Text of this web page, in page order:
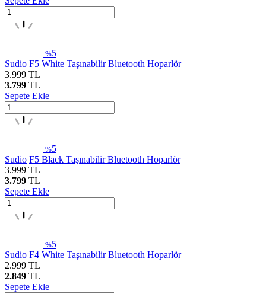
%5
Sudio F5 White Taşınabilir Bluetooth Hoparlör
3.999 TL
3.799 TL
Sepete Ekle
%5
Sudio F5 Black Taşınabilir Bluetooth Hoparlör
3.999 TL
3.799 TL
Sepete Ekle
%5
Sudio F4 White Taşınabilir Bluetooth Hoparlör
2.999 TL
2.849 TL
Sepete Ekle